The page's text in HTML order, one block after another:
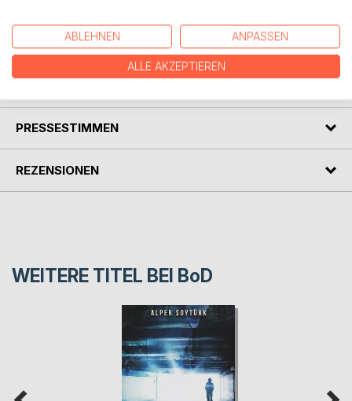
schnell herunterzählt, während sich um sie herum bereits
die Leichen stapeln.
PRESSESTIMMEN
REZENSIONEN
WEITERE TITEL BEI BoD
ABLEHNEN ANPASSEN
ALLE AKZEPTIEREN